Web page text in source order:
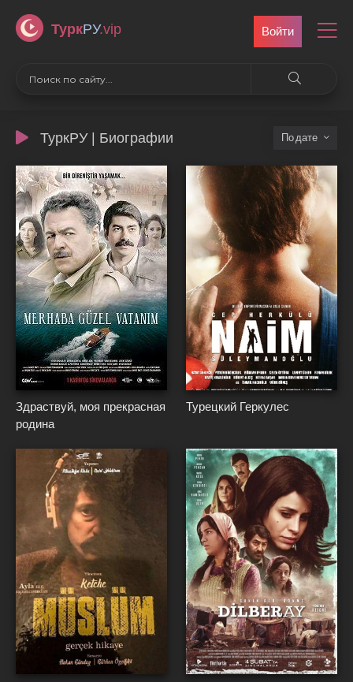
ТуркРУ.vip Войти
ТуркРУ | Биографии дате
{*}*
Здраствуй, моя прекрасная
родина
{*}*
Турецкий Геркулес
{*}*